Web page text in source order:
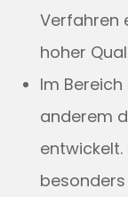
Verfahren
hoher
Im
anderem